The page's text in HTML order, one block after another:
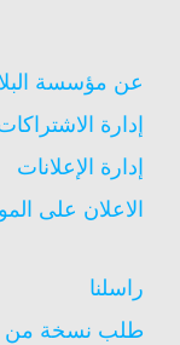
عن مؤسسة
إدارة
إدارة الإعلانات
الاعلان على
راسلنا
طلب نسخة من